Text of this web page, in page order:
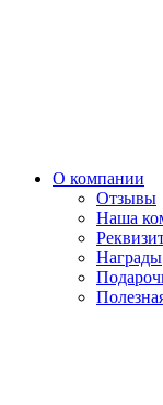
О компании
Отзывы
Наша
Награды